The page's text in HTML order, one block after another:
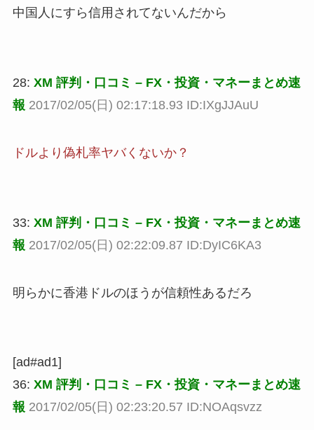
中国人にすら信用されてないんだから
28: XM 評判・口コミ – FX・投資・マネーまとめ速
報 2017/02/05(日) 02:17:18.93 ID:IXgJJAuU
ドルより偽札率ヤバくないか？
33: XM 評判・口コミ – FX・投資・マネーまとめ速
報 2017/02/05(日) 02:22:09.87 ID:DyIC6KA3
明らかに香港ドルのほうが信頼性あるだろ
[ad#ad1]
36: XM 評判・口コミ – FX・投資・マネーまとめ速
報 2017/02/05(日) 02:23:20.57 ID:NOAqsvzz